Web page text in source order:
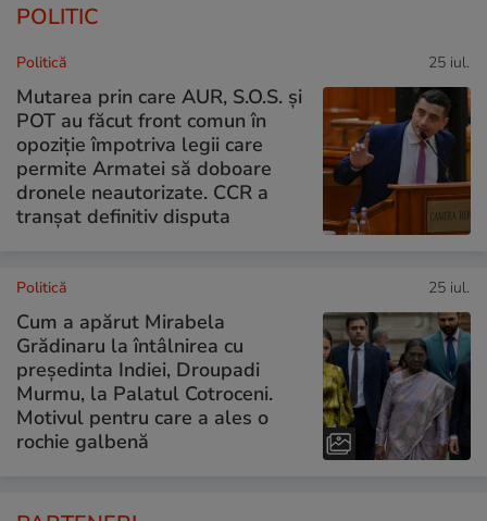
POLITIC
Politică 25 iul.
Mutarea prin care AUR, S.O.S. și
POT au făcut front comun în
opoziție împotriva legii care
permite Armatei să doboare
dronele neautorizate. CCR a
tranșat definitiv disputa
Politică 25 iul.
Cum a apărut Mirabela
Grădinaru la întâlnirea cu
președinta Indiei, Droupadi
Murmu, la Palatul Cotroceni.
Motivul pentru care a ales o
rochie galbenă